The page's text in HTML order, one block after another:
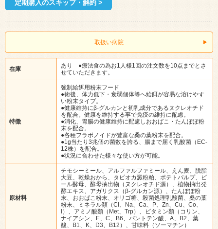
定期購入のスキップ・解約 >
取扱い病院
在庫
あり ●療法食の為お1人様1回の注文数を10点までとさ
せていただきます。
特徴
強制給餌用粉末フード
●術後、体力低下・衰弱個体等へ給餌が容易な溶けやす
い粉末タイプ。
●健康維持にβ-グルカンと初乳成分であるヌクレオチド
を配合。健康を維持する事で免疫の維持に配慮。
●消化、胃腸の健康維持に配慮しおおばこ・たんぽぽ粉
末を配合。
●各種フラボノイドが豊富な桑の葉粉末を配合。
●1g当たり3兆個の菌数を誇る、腸まで届く乳酸菌（EC-
12株）を配合。
●状況に合わせた様々な使い方が可能。
原材料
チモシーミール、アルファルファミール、えん麦、脱脂
大豆、乾燥おから、タピオカ澱粉粕、ポテトパルプ、ビ
ール酵母、酵母抽出物（ヌクレオチド源）、植物抽出発
酵エキス、アガリクス（β-グルカン源）、たんぽぽ粉
末、おおばこ粉末、オリゴ糖、殺菌処理乳酸菌、桑の葉
粉末、ミネラル類（Cl、Na、Ca、P、Zn、Cu、Co、
l）、アミノ酸類（Met、Trp）、ビタミン類（コリン、
ナイアシン、E、C、B6、パントテン酸、A、B2、葉
酸、B1、K、D3、B12）、甘味料（ソーマチン）